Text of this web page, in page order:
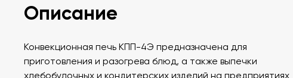
Описание
Конвекционная печь КПП-4Э предназначена для
приготовления и разогрева блюд, а также выпечки
хлебобулочных и кондитерских изделий на предприятиях